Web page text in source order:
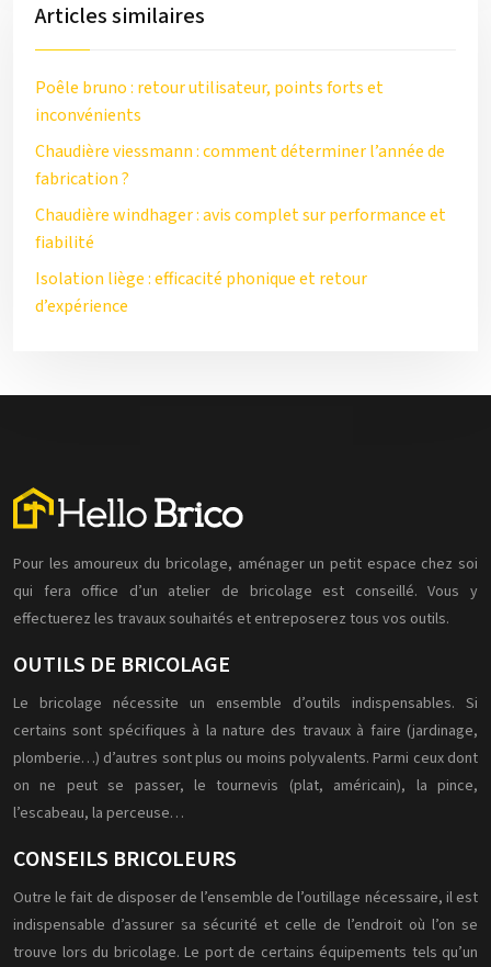
Articles similaires
Poêle bruno : retour utilisateur, points forts et
inconvénients
Chaudière viessmann : comment déterminer l’année de
fabrication ?
Chaudière windhager : avis complet sur performance et
fiabilité
Isolation liège : efficacité phonique et retour
d’expérience
Pour les amoureux du bricolage, aménager un petit espace chez soi
qui fera office d’un atelier de bricolage est conseillé. Vous y
effectuerez les travaux souhaités et entreposerez tous vos outils.
OUTILS DE BRICOLAGE
Le bricolage nécessite un ensemble d’outils indispensables. Si
certains sont spécifiques à la nature des travaux à faire (jardinage,
plomberie…) d’autres sont plus ou moins polyvalents. Parmi ceux dont
on ne peut se passer, le tournevis (plat, américain), la pince,
l’escabeau, la perceuse…
CONSEILS BRICOLEURS
Outre le fait de disposer de l’ensemble de l’outillage nécessaire, il est
indispensable d’assurer sa sécurité et celle de l’endroit où l’on se
trouve lors du bricolage. Le port de certains équipements tels qu’un